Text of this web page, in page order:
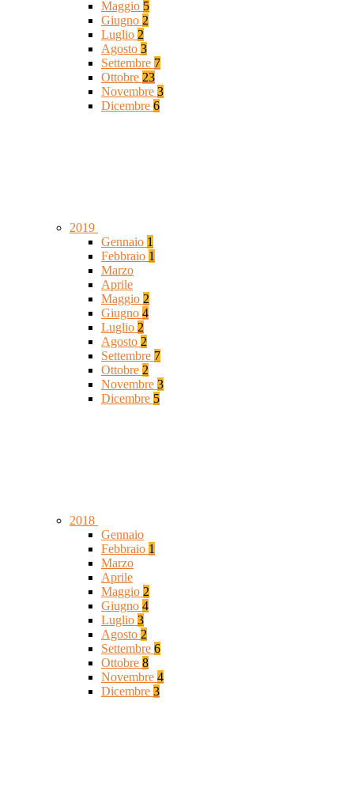
Maggio 5
Giugno 2
Luglio 2
Agosto 3
Settembre 7
Ottobre 23
Novembre 3
Dicembre 6
2019
Gennaio 1
Febbraio 1
Marzo
Aprile
Maggio 2
Giugno 4
Luglio 2
Agosto 2
Settembre 7
Ottobre 2
Novembre 3
Dicembre 5
2018
Gennaio
Febbraio 1
Marzo
Aprile
Maggio 2
Giugno 4
Luglio 3
Agosto 2
Settembre 6
Ottobre 8
Novembre 4
Dicembre 3